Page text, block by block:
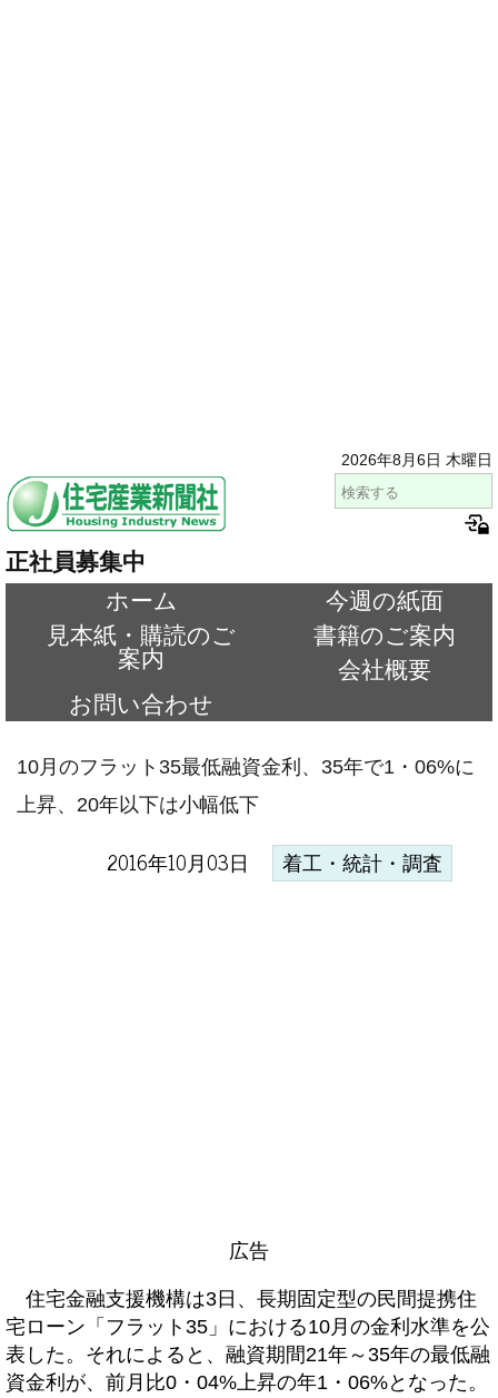
2026年8月6日 木曜日
正社員募集中
ホーム
今週の紙面
見本紙・購読のご
案内
書籍のご案内
会社概要
お問い合わせ
10月のフラット35最低融資金利、35年で1・06%に
上昇、20年以下は小幅低下
2016年10月03日 着工・統計・調査
広告
住宅金融支援機構は3日、長期固定型の民間提携住
宅ローン「フラット35」における10月の金利水準を公
表した。それによると、融資期間21年～35年の最低融
資金利が、前月比0・04%上昇の年1・06%となった。